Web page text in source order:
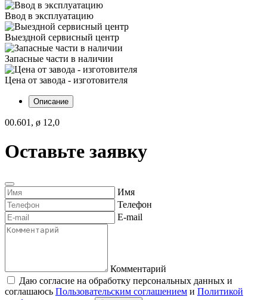
Ввод в эксплуатацию
Выездной сервисный центр
Запасные части в наличии
Цена от завода - изготовителя
Описание
00.601, ø 12,0
Оставьте заявку
Имя
Телефон
E-mail
Комментарий
Даю согласие на обработку персональных данных и
соглашаюсь Пользовательским соглашением и Политикой